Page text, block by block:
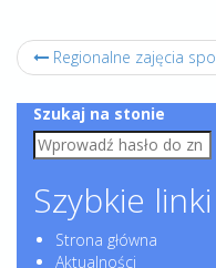
Regionalne zajęcia sportowe ogólnorozwojowe z elementami piłki nożnej dla dzieci pod nazwą „Sport to zdrowie”.
Szukaj na stonie
Szybkie linki
Strona główna
Aktualności